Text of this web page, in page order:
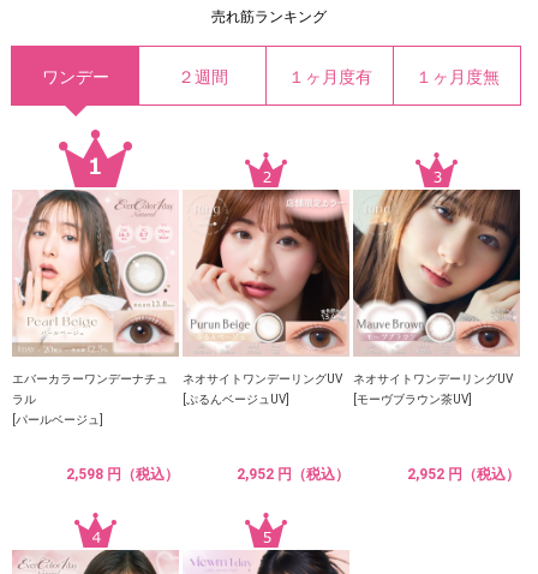
売れ筋ランキング
ワンデー ２週間 １ヶ月度有 １ヶ月度無
エバーカラーワンデーナチュ
ラル
[パールベージュ]
2,598 円（税込）
ネオサイトワンデーリングUV
[ぷるんベージュUV]
2,952 円（税込）
ネオサイトワンデーリングUV
[モーヴブラウン茶UV]
2,952 円（税込）